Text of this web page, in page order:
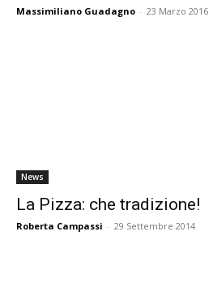
Massimiliano Guadagno - 23 Marzo 2016
News
La Pizza: che tradizione!
Roberta Campassi - 29 Settembre 2014